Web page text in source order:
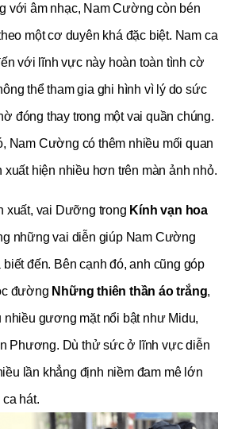
với âm nhạc, Nam Cường còn bén
một cơ duyên khá đặc biệt. Nam ca
với lĩnh vực này hoàn toàn tình cờ
thể tham gia ghi hình vì lý do sức
đóng thay trong một vai quần chúng.
Nam Cường có thêm nhiều mối quan
xuất hiện nhiều hơn trên màn ảnh nhỏ.
xuất, vai Dưỡng trong Kính vạn hoa
những vai diễn giúp Nam Cường
đến. Bên cạnh đó, anh cũng góp
đường Những thiên thần áo trắng,
nhiều gương mặt nổi bật như Midu,
Phương. Dù thử sức ở lĩnh vực diễn
lần khẳng định niềm đam mê lớn
hát.